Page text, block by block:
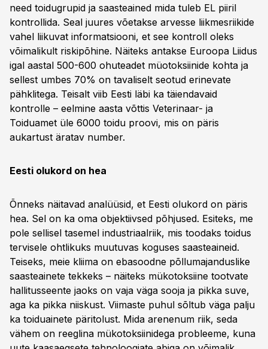
need toidugrupid ja saasteained mida tuleb EL piiril
kontrollida. Seal juures võetakse arvesse liikmesriikide
vahel liikuvat informatsiooni, et see kontroll oleks
võimalikult riskipõhine. Näiteks antakse Euroopa Liidus
igal aastal 500-600 ohuteadet müotoksiinide kohta ja
sellest umbes 70% on tavaliselt seotud erinevate
pähklitega. Teisalt viib Eesti läbi ka täiendavaid
kontrolle – eelmine aasta võttis Veterinaar- ja
Toiduamet üle 6000 toidu proovi, mis on päris
aukartust äratav number.
Eesti olukord on hea
Õnneks näitavad analüüsid, et Eesti olukord on päris
hea. Sel on ka oma objektiivsed põhjused. Esiteks, me
pole sellisel tasemel industriaalriik, mis toodaks toidus
tervisele ohtlikuks muutuvas koguses saasteaineid.
Teiseks, meie kliima on ebasoodne põllumajanduslike
saasteainete tekkeks – näiteks mükotoksiine tootvate
hallitusseente jaoks on vaja väga sooja ja pikka suve,
aga ka pikka niiskust. Viimaste puhul sõltub väga palju
ka toiduainete päritolust. Mida arenenum riik, seda
vähem on reeglina mükotoksiinidega probleeme, kuna